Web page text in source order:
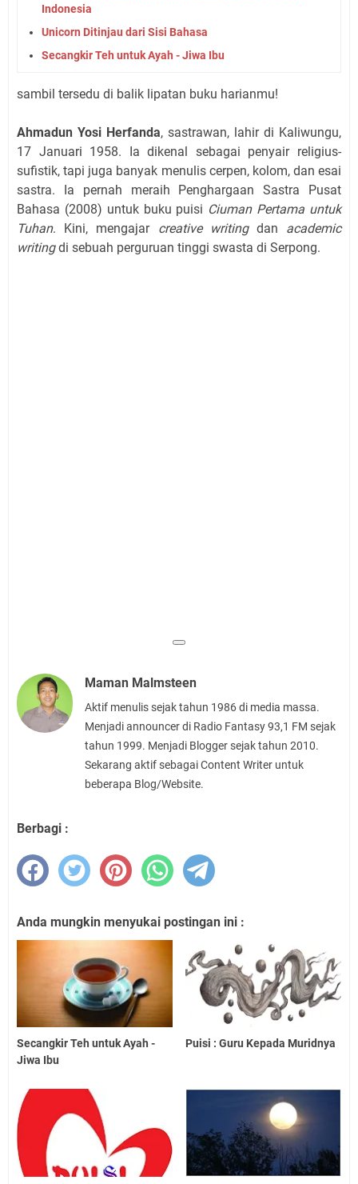
Indonesia
Unicorn Ditinjau dari Sisi Bahasa
Secangkir Teh untuk Ayah - Jiwa Ibu
sambil tersedu di balik lipatan buku harianmu!
Ahmadun Yosi Herfanda, sastrawan, lahir di Kaliwungu,
17 Januari 1958. Ia dikenal sebagai penyair religius-
sufistik, tapi juga banyak menulis cerpen, kolom, dan esai
sastra. Ia pernah meraih Penghargaan Sastra Pusat
Bahasa (2008) untuk buku puisi Ciuman Pertama untuk
Tuhan. Kini, mengajar creative writingdan academic
writingdi sebuah perguruan tinggi swasta di Serpong.
Maman Malmsteen
Aktif menulis sejak tahun 1986 di media massa.
Menjadi announcer di Radio Fantasy 93,1 FM sejak
tahun 1999. Menjadi Blogger sejak tahun 2010.
Sekarang aktif sebagai Content Writer untuk
beberapa Blog/Website.
Berbagi :
Anda mungkin menyukai postingan ini :
Secangkir Teh untuk Ayah -
Jiwa Ibu
Puisi : Guru Kepada Muridnya